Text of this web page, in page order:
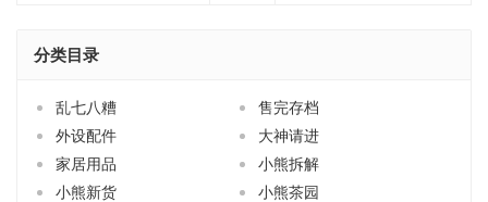
分类目录
乱七八糟
售完存档
外设配件
大神请进
家居用品
小熊拆解
小熊新货
小熊茶园